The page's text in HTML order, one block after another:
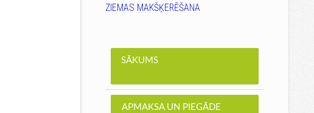
ZIEMAS MAKŠĶERĒŠANA
SĀKUMS
APMAKSA UN PIEGĀDE